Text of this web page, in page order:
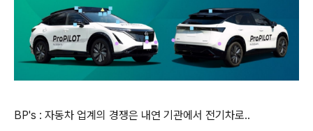
BP's : 자동차 업계의 경쟁은 내연 기관에서 전기차로..